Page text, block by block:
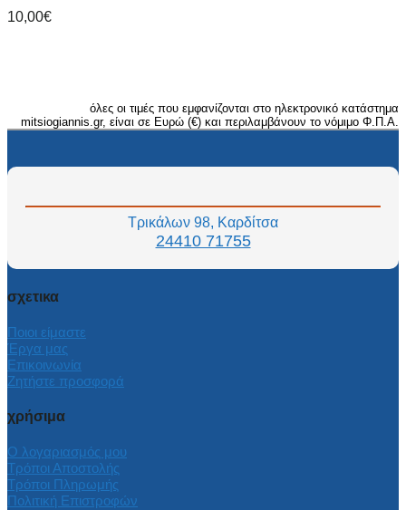
10,00€
όλες οι τιμές που εμφανίζονται στο ηλεκτρονικό κατάστημα
mitsiogiannis.gr, είναι σε Ευρώ (€) και περιλαμβάνουν το νόμιμο Φ.Π.Α.
Τρικάλων 98, Καρδίτσα
24410 71755
σχετικα
Ποιοι είμαστε
Έργα μας
Επικοινωνία
Ζητήστε προσφορά
χρήσιμα
Ο λογαριασμός μου
Τρόποι Αποστολής
Τρόποι Πληρωμής
Πολιτική Επιστροφών